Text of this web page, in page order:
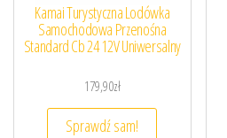
Kamai Turystyczna Lodówka
Samochodowa Przenośna
Standard Cb 24 12V Uniwersalny
179,90zł
Sprawdź sam!